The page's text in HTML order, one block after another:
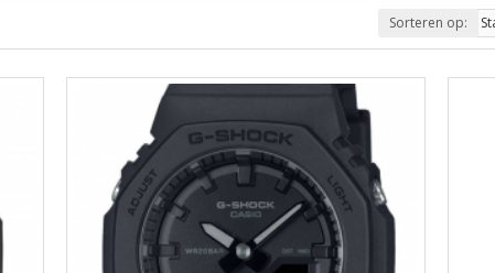
Sorteren op: